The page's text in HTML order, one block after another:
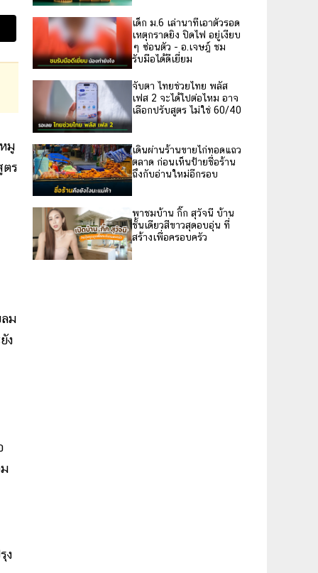
มู
ตร
ม
ง
ง
เด็ก ม.6 เล่านาทีเอาตัวรอด
เหตุกราดยิง ปิดไฟ อยู่เงียบ
ๆ ซ่อนตัว - อ.เจษฎ์ ชม
รับมือได้ดีเยี่ยม
จับตา ไทยช่วยไทย พลัส
เฟส 2 จะได้ไปต่อไหม อาจ
เลือกปรับสูตร ไม่ใช่ 60/40
เดินผ่านร้านขายไก่ทอดแถว
ตลาด ก่อนเห็นป้ายชื่อร้าน
ถึงกับอ่านใหม่อีกรอบ
พาชมบ้าน กิ๊ก สุวัจนี บ้าน
ชั้นเดียวสีขาวสุดอบอุ่น ที่
สร้างเพื่อครอบครัว